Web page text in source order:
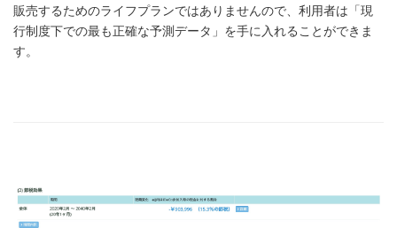
販売するためのライフプランではありませんので、利用者は「現
行制度下での最も正確な予測データ」を手に入れることができま
す。